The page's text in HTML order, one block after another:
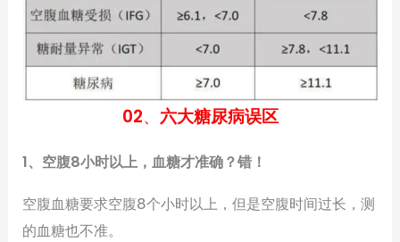
02、 六大糖尿病误区
1、空腹8小时以上，血糖才准确？错！
空腹血糖要求空腹8个小时以上，但是空腹时间过长，测
的血糖也不准。